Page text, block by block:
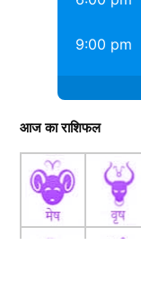
9:00 pm
आज का राशिफल